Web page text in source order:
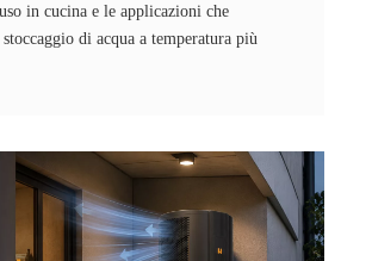
in cucina e le applicazioni che
di acqua a temperatura più